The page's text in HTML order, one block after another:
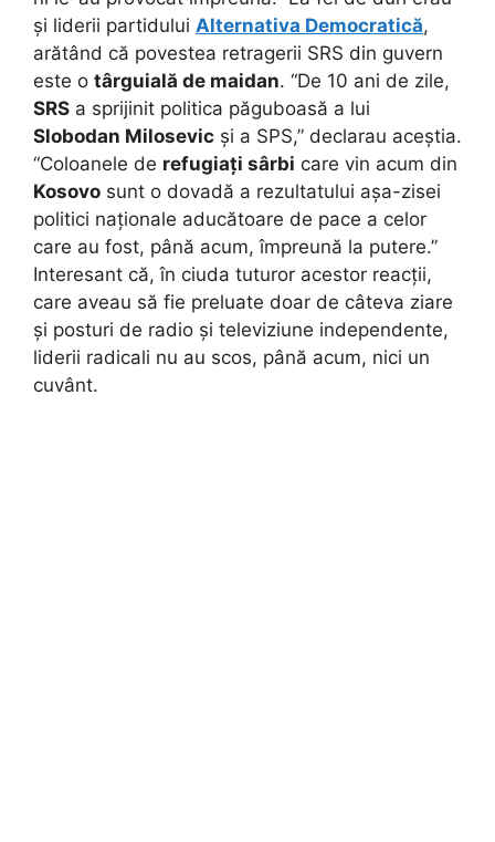
și liderii partidului Alternativa Democratică,
arătând că povestea retragerii SRS din guvern
este o târguială de maidan. “De 10 ani de zile,
SRS a sprijinit politica păguboasă a lui
Slobodan Milosevic și a SPS,” declarau aceștia.
“Coloanele de refugiați sârbi care vin acum din
Kosovo sunt o dovadă a rezultatului așa-zisei
politici naționale aducătoare de pace a celor
care au fost, până acum, împreună la putere.”
Interesant că, în ciuda tuturor acestor reacții,
care aveau să fie preluate doar de câteva ziare
și posturi de radio și televiziune independente,
liderii radicali nu au scos, până acum, nici un
cuvânt.